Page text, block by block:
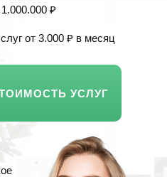
УСЛУГ
₽
от 3.000 ₽ в месяц